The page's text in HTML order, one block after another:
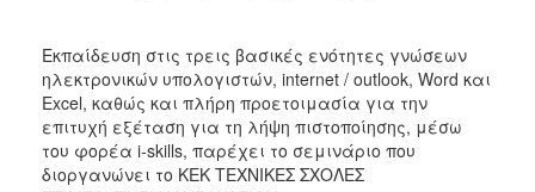
2020
2019
2018
2017
Εκπαίδευση στις τρεις βασικές ενότητες γνώσεων
ηλεκτρονικών υπολογιστών, internet / outlook, Word και
Excel, καθώς και πλήρη προετοιμασία για την
επιτυχή εξέταση για τη λήψη πιστοποίησης, μέσω
του φορέα i-skills, παρέχει το σεμινάριο που
διοργανώνει το ΚΕΚ ΤΕΧΝΙΚΕΣ ΣΧΟΛΕΣ